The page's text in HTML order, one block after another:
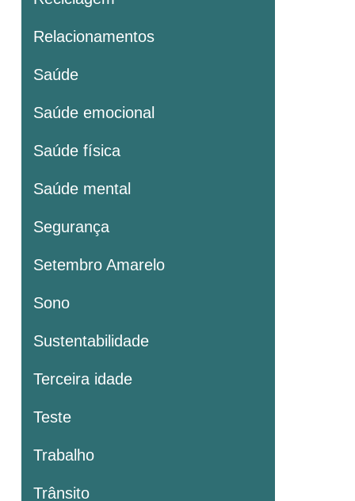
Relacionamentos
Saúde
Saúde emocional
Saúde física
Saúde mental
Segurança
Setembro Amarelo
Sono
Sustentabilidade
Terceira idade
Teste
Trabalho
Trânsito